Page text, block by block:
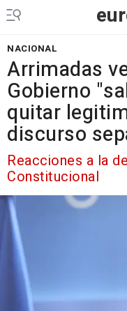
NACIONAL
Arrimadas
Gobierno
quitar
discurso
Reacciones a la
Constitucional